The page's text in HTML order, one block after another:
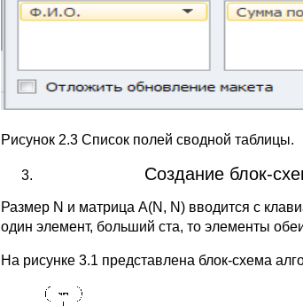
Рисунок 2.3 Список полей сводной таблицы.
Создание блок-
Размер N и матрица A(N, N) вводится с
один элемент, больший ста, то элементы
На рисунке 3.1 представлена блок-схема